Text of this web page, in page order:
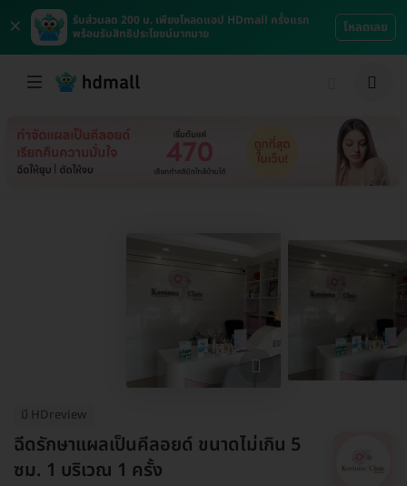
×
รับส่วนลด 200 บ. เพียงโหลดแอป HDmall ครั้งแรก
พร้อมรับสิทธิประโยชน์มากมาย
โหลดเลย
มี HDreview
ฉีดรักษาแผลเป็นคีลอยด์ ขนาดไม่เกิน 5
ซม. 1 บริเวณ 1 ครั้ง